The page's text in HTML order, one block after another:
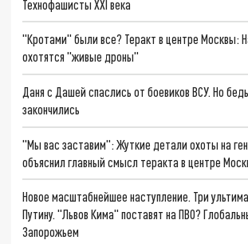
Технофашисты XXI века
"Кротами" были все? Теракт в центре Москвы:
охотятся "живые дроны"
Даня с Дашей спаслись от боевиков ВСУ. Но
закончились
"Мы вас заставим": Жуткие детали охоты на
объяснил главный смысл теракта в центре
Новое масштабнейшее наступление. Три
Путину. "Львов Кима" поставят на ПВО?
Запорожьем